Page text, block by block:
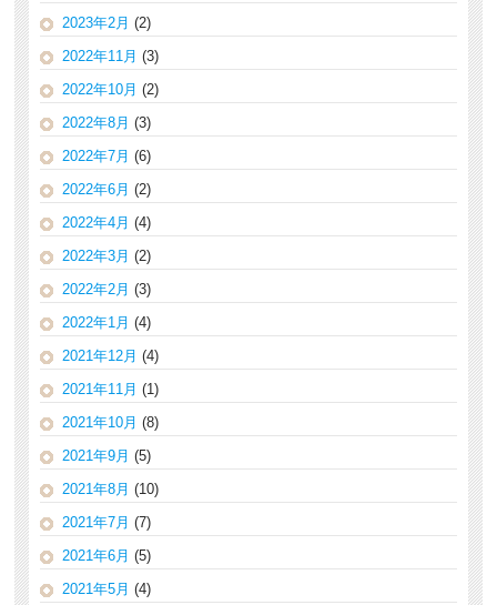
2023年2月 (2)
2022年11月 (3)
2022年10月 (2)
2022年8月 (3)
2022年7月 (6)
2022年6月 (2)
2022年4月 (4)
2022年3月 (2)
2022年2月 (3)
2022年1月 (4)
2021年12月 (4)
2021年11月 (1)
2021年10月 (8)
2021年9月 (5)
2021年8月 (10)
2021年7月 (7)
2021年6月 (5)
2021年5月 (4)